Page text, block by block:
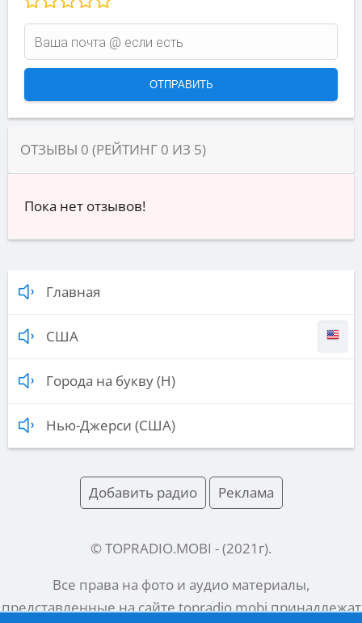
ОТЗЫВЫ 0 (РЕЙТИНГ 0 ИЗ 5)
Пока нет отзывов!
Главная
США
Города на букву (Н)
Нью-Джерси (США)
Добавить радио Реклама
© TOPRADIO.MOBI - (2021 г).
Все права на фото и аудио материалы,
представленные на сайтеtopradio.mobiпринадлежат